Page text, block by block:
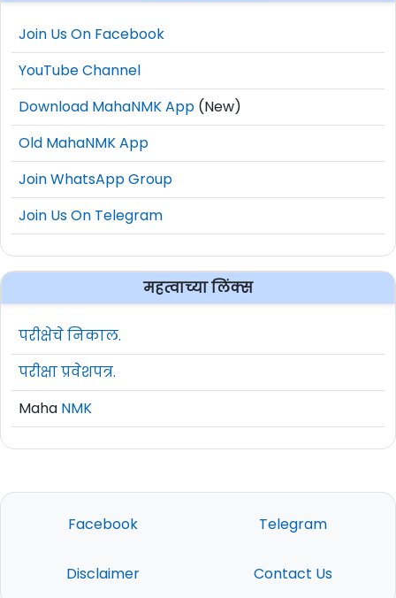
Join Us On Facebook
YouTube Channel
Download MahaNMK App (New)
Old MahaNMK App
Join WhatsApp Group
Join Us On Telegram
महत्वाच्या लिंक्स
परीक्षेचे निकाल.
परीक्षा प्रवेशपत्र.
Maha NMK
Facebook Telegram
Disclaimer Contact Us